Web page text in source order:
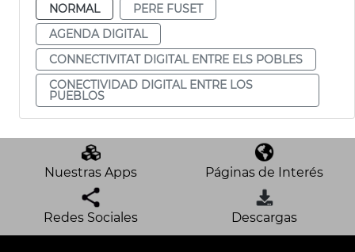
NORMAL
PERE FUSET
AGENDA DIGITAL
CONNECTIVITAT DIGITAL ENTRE ELS POBLES
CONECTIVIDAD DIGITAL ENTRE LOS
PUEBLOS
Nuestras Apps Páginas de Interés
Redes Sociales Descargas